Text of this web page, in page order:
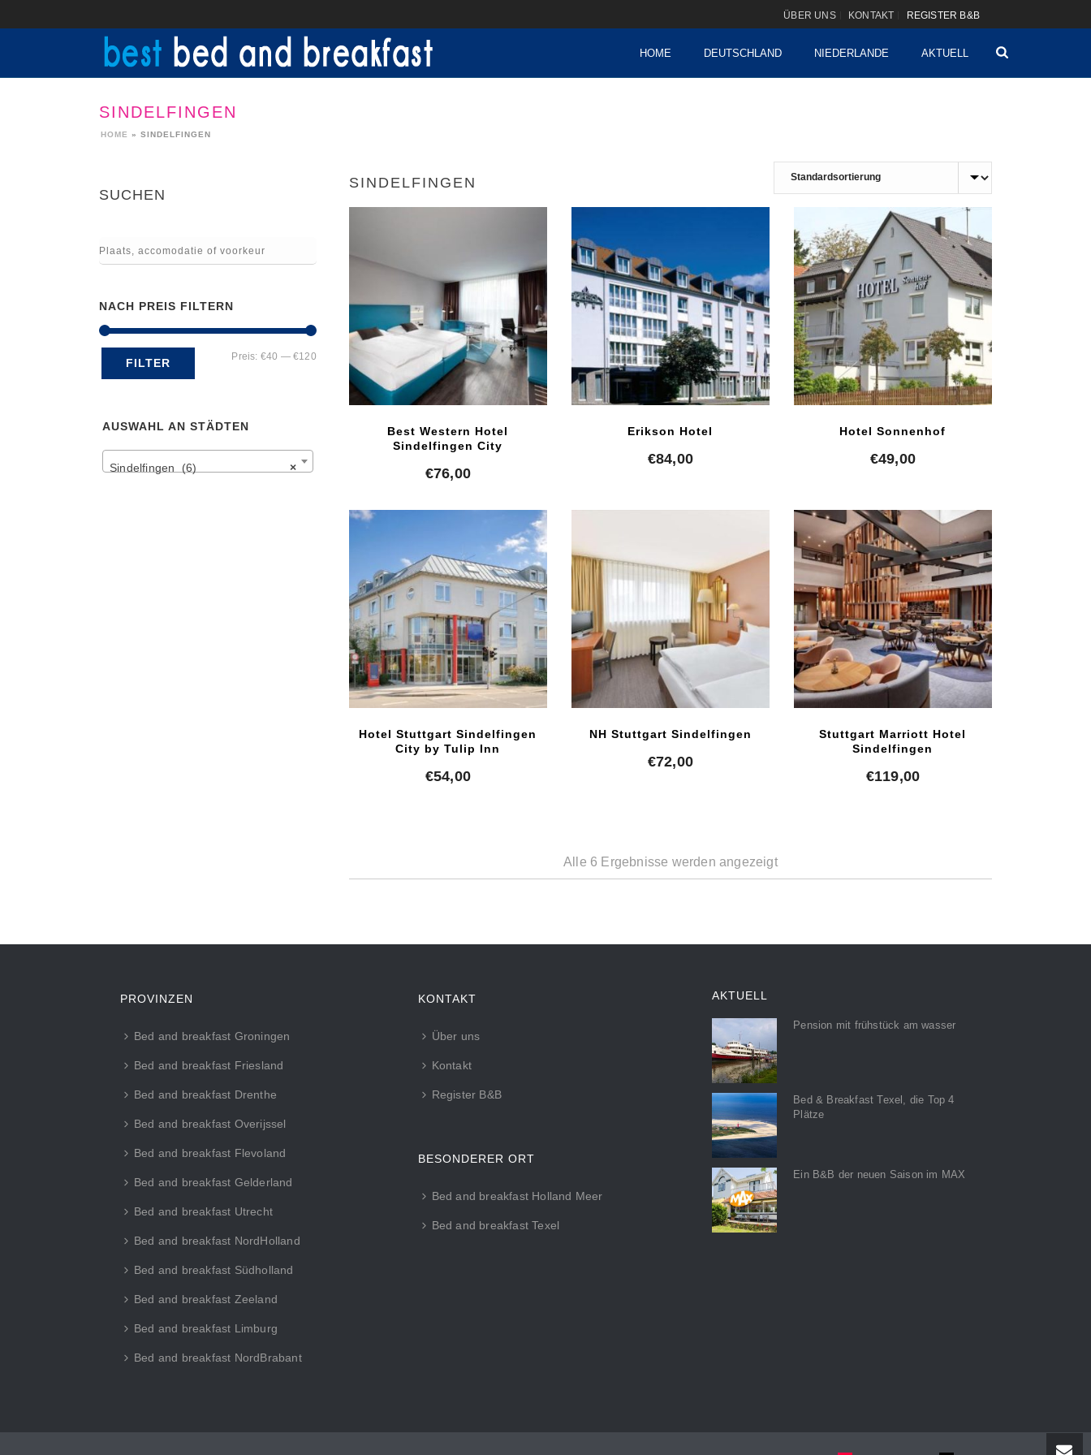
ÜBER UNS KONTAKT REGISTER B&B
HOME DEUTSCHLAND NIEDERLANDE AKTUELL
SINDELFINGEN
HOME » SINDELFINGEN
SINDELFINGEN
Best Western Hotel
Sindelfingen City
€76,00
Erikson Hotel
€84,00
Hotel Sonnenhof
€49,00
Hotel Stuttgart Sindelfingen
City by Tulip Inn
€54,00
NH Stuttgart Sindelfingen
€72,00
Stuttgart Marriott Hotel
Sindelfingen
€119,00
Alle 6 Ergebnisse werden angezeigt
SUCHEN
NACH PREIS FILTERN
Min.
Max.
FILTER Preis: €40 — €120
AUSWAHL AN STÄDTEN
×
Sindelfingen (6)
PROVINZEN
Bed and breakfast Groningen
Bed and breakfast Friesland
Bed and breakfast Drenthe
Bed and breakfast Overijssel
Bed and breakfast Flevoland
Bed and breakfast Gelderland
Bed and breakfast Utrecht
Bed and breakfast NordHolland
Bed and breakfast Südholland
Bed and breakfast Zeeland
Bed and breakfast Limburg
Bed and breakfast NordBrabant
KONTAKT
Über uns
Kontakt
Register B&B
BESONDERER ORT
Bed and breakfast Holland Meer
Bed and breakfast Texel
AKTUELL
Pension mit frühstück am wasser
Bed & Breakfast Texel, die Top 4
Plätze
Ein B&B der neuen Saison im MAX